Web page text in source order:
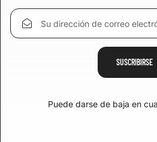
Puede darse de baja en